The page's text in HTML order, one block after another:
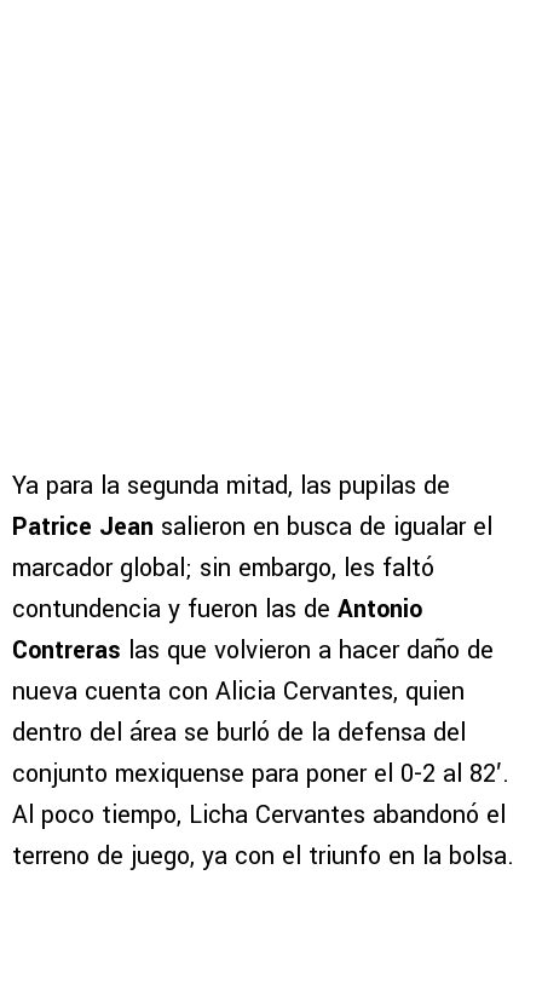
Ya para la segunda mitad, las pupilas de
Patrice Jean salieron en busca de igualar el
marcador global; sin embargo, les faltó
contundencia y fueron las de Antonio
Contreras las que volvieron a hacer daño de
nueva cuenta con Alicia Cervantes, quien
dentro del área se burló de la defensa del
conjunto mexiquense para poner el 0-2 al 82′.
Al poco tiempo, Licha Cervantes abandonó el
terreno de juego, ya con el triunfo en la bolsa.